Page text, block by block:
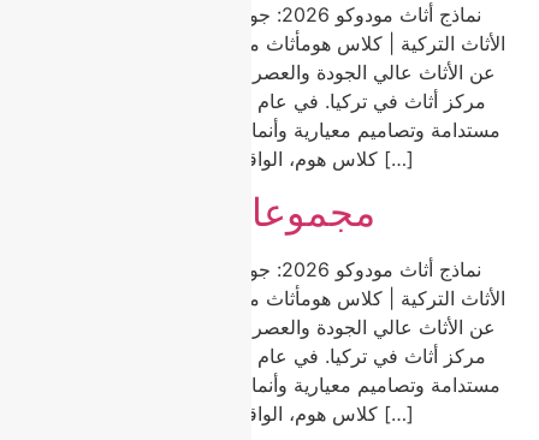
نماذج أثاث مودوكو 2026: جودة وتنوع واتجاهات من عاصمة
الأثاث التركية | كلاس هومأثاث مودوكو هو الخيار الأول للباحثين
عن الأثاث عالي الجودة والعصري والمناسب للميزانية في أكبر
مستدامة وتصاميم معيارية وأنماط خالدة تناسب كل منزل. في
كلاس هوم، الواقعة في مودوكو، نقدم مجموعة […]
مجموعات أثاث مودوكو
نماذج أثاث مودوكو 2026: جودة وتنوع واتجاهات من عاصمة
الأثاث التركية | كلاس هومأثاث مودوكو هو الخيار الأول للباحثين
عن الأثاث عالي الجودة والعصري والمناسب للميزانية في أكبر
مستدامة وتصاميم معيارية وأنماط خالدة تناسب كل منزل. في
كلاس هوم، الواقعة في مودوكو، نقدم مجموعة […]